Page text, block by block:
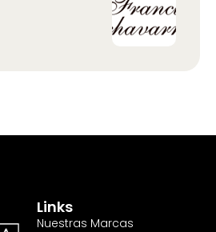
Links
Nuestras Marcas